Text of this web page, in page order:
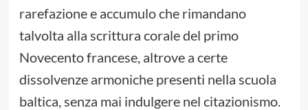
rarefazione e accumulo che rimandano
talvolta alla scrittura corale del primo
Novecento francese, altrove a certe
dissolvenze armoniche presenti nella scuola
baltica, senza mai indulgere nel citazionismo.